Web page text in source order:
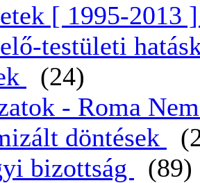
[ 1995-2013
testületi
(24)
- Roma
döntések
bizottság
(89)